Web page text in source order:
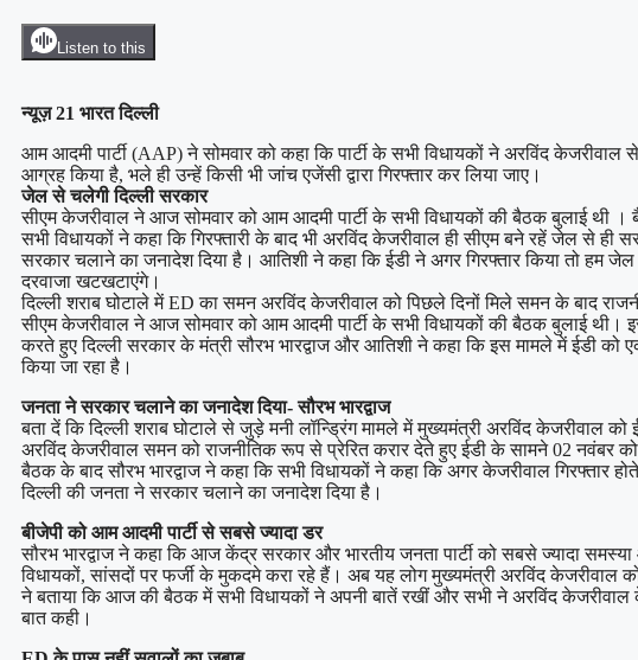
Listen to this
न्यूज़ 21 भारत दिल्ली
आम आदमी पार्टी (AAP) ने सोमवार को कहा कि पार्टी के सभी विधायकों ने अरविंद केजरीवाल
आग्रह किया है, भले ही उन्हें किसी भी जांच एजेंसी द्वारा गिरफ्तार कर लिया जाए।
जेल से चलेगी दिल्ली सरकार
सीएम केजरीवाल ने आज सोमवार को आम आदमी पार्टी के सभी विधायकों की बैठक बुलाई थी ।
सभी विधायकों ने कहा कि गिरफ्तारी के बाद भी अरविंद केजरीवाल ही सीएम बने रहें जेल से ही
सरकार चलाने का जनादेश दिया है। आतिशी ने कहा कि ईडी ने अगर गिरफ्तार किया तो हम
दरवाजा खटखटाएंगे।
दिल्ली शराब घोटाले में ED का समन अरविंद केजरीवाल को पिछले दिनों मिले समन के बाद
सीएम केजरीवाल ने आज सोमवार को आम आदमी पार्टी के सभी विधायकों की बैठक बुलाई थी।
करते हुए दिल्ली सरकार के मंत्री सौरभ भारद्वाज और आतिशी ने कहा कि इस मामले में ईडी को
किया जा रहा है।
जनता ने सरकार चलाने का जनादेश दिया- सौरभ भारद्वाज
बता दें कि दिल्ली शराब घोटाले से जुड़े मनी लॉन्ड्रिंग मामले में मुख्यमंत्री अरविंद केजरीवाल को
अरविंद केजरीवाल समन को राजनीतिक रूप से प्रेरित करार देते हुए ईडी के सामने 02 नवंबर
बैठक के बाद सौरभ भारद्वाज ने कहा कि सभी विधायकों ने कहा कि अगर केजरीवाल गिरफ्तार
दिल्ली की जनता ने सरकार चलाने का जनादेश दिया है।
बीजेपी को आम आदमी पार्टी से सबसे ज्यादा डर
सौरभ भारद्वाज ने कहा कि आज केंद्र सरकार और भारतीय जनता पार्टी को सबसे ज्यादा
विधायकों, सांसदों पर फर्जी के मुकदमे करा रहे हैं। अब यह लोग मुख्यमंत्री अरविंद केजरीवाल
ने बताया कि आज की बैठक में सभी विधायकों ने अपनी बातें रखीं और सभी ने अरविंद
बात कही।